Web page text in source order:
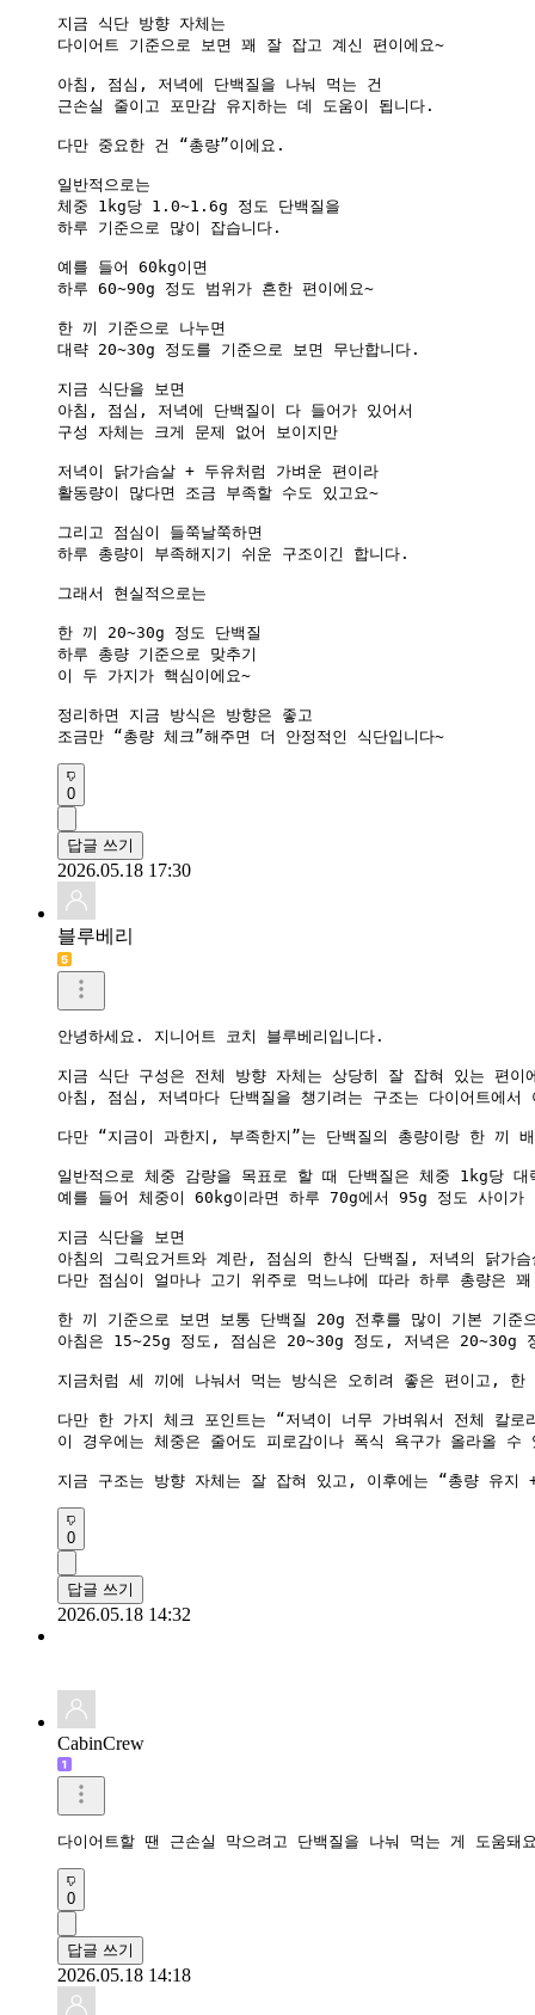
지금 식단 방향 자체는
다이어트 기준으로 보면 꽤 잘 잡고 계신 편이에요~
아침, 점심, 저녁에 단백질을 나눠 먹는 건
근손실 줄이고 포만감 유지하는 데 도움이 됩니다.
다만 중요한 건 “총량”이에요.
일반적으로는
체중 1kg당 1.0~1.6g 정도 단백질을
하루 기준으로 많이 잡습니다.
예를 들어 60kg이면
하루 60~90g 정도 범위가 흔한 편이에요~
한 끼 기준으로 나누면
대략 20~30g 정도를 기준으로 보면 무난합니다.
지금 식단을 보면
아침, 점심, 저녁에 단백질이 다 들어가 있어서
구성 자체는 크게 문제 없어 보이지만
저녁이 닭가슴살 + 두유처럼 가벼운 편이라
활동량이 많다면 조금 부족할 수도 있고요~
그리고 점심이 들쭉날쭉하면
하루 총량이 부족해지기 쉬운 구조이긴 합니다.
그래서 현실적으로는
한 끼 20~30g 정도 단백질
하루 총량 기준으로 맞추기
이 두 가지가 핵심이에요~
정리하면 지금 방식은 방향은 좋고
조금만 “총량 체크”해주면 더 안정적인 식단입니다~
0
답글 쓰기
2026.05.18 17:30
블루베리
안녕하세요. 지니어트 코치 블루베리입니다.
지금 식단 구성은 전체 방향 자체는 상당히 잘 잡혀 있는 편이
아침, 점심, 저녁마다 단백질을 챙기려는 구조는 다이어트에서
다만 “지금이 과한지, 부족한지”는 단백질의 총량이랑 한 끼
일반적으로 체중 감량을 목표로 할 때 단백질은 체중 1kg당
예를 들어 체중이 60kg이라면 하루 70g에서 95g 정도 사이가
지금 식단을 보면
아침의 그릭요거트와 계란, 점심의 한식 단백질, 저녁의 닭가
다만 점심이 얼마나 고기 위주로 먹느냐에 따라 하루 총량은
한 끼 기준으로 보면 보통 단백질 20g 전후를 많이 기본 기준
아침은 15~25g 정도, 점심은 20~30g 정도, 저녁은 20~30g
지금처럼 세 끼에 나눠서 먹는 방식은 오히려 좋은 편이고,
다만 한 가지 체크 포인트는 “저녁이 너무 가벼워서 전체 칼로
이 경우에는 체중은 줄어도 피로감이나 폭식 욕구가 올라올
지금 구조는 방향 자체는 잘 잡혀 있고, 이후에는 “총량 유지
0
답글 쓰기
2026.05.18 14:32
CabinCrew
다이어트할 땐 근손실 막으려고 단백질을 나눠 먹는 게 도움돼
0
답글 쓰기
2026.05.18 14:18